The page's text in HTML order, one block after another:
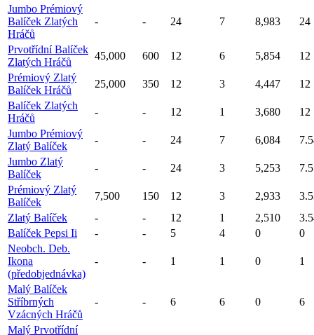
Jumbo Prémiový
Balíček Zlatých
Hráčů
- - 24 7 8,983 24
Prvotřídní Balíček
Zlatých Hráčů
45,000 600 12 6 5,854
12
Prémiový Zlatý
Balíček Hráčů
25,000 350 12 3 4,447
12
Balíček Zlatých
Hráčů
- - 12 1 3,680
12
Jumbo Prémiový
Zlatý Balíček
- - 24 7 6,084
Jumbo Zlatý
Balíček
- - 24 3 5,253
Prémiový Zlatý
Balíček
7,500 150 12 3 2,933
Zlatý Balíček
- - 12 1 2,510
Balíček Pepsi Ii
- - 5 4 0
0
Neobch. Deb.
Ikona
(předobjednávka)
- - 1 1 0 1
Malý Balíček
Stříbrných
Vzácných Hráčů
- - 6 6 0 6
Malý Prvotřídní